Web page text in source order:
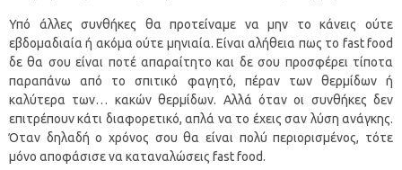
Υπό άλλες συνθήκες θα προτείναμε να μην το κάνεις ούτε
εβδομαδιαία ή ακόμα ούτε μηνιαία. Είναι αλήθεια πως το fast food
δε θα σου είναι ποτέ απαραίτητο και δε σου προσφέρει τίποτα
παραπάνω από το σπιτικό φαγητό, πέραν των θερμίδων ή
καλύτερα των… κακών θερμίδων. Αλλά όταν οι συνθήκες δεν
επιτρέπουν κάτι διαφορετικό, απλά να το έχεις σαν λύση ανάγκης.
Όταν δηλαδή ο χρόνος σου θα είναι πολύ περιορισμένος, τότε
μόνο αποφάσισε να καταναλώσεις fast food.